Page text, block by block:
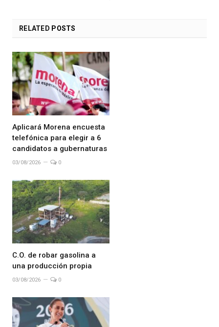
RELATED POSTS
Aplicará Morena encuesta
telefónica para elegir a 6
candidatos a gubernaturas
03/08/2026 0
C.O. de robar gasolina a
una producción propia
03/08/2026 0